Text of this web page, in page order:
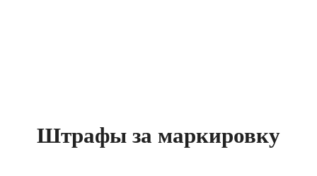
Штрафы за маркировку